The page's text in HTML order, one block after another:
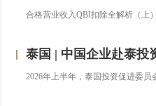
合格营业收入QBI扣除全解析（上
泰国 | 中国企业赴泰投
2026年上半年，泰国投资促进委员